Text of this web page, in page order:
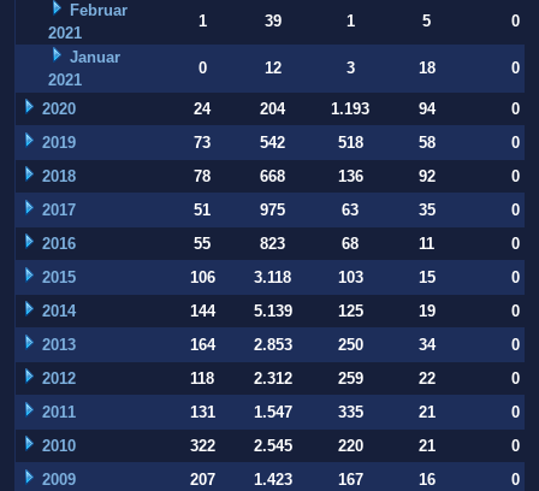
Februar
2021
1 39 1 5
0
Januar
2021
0 12 3 18 0
2020 24 204 1.193 94
0
2019
73 542 518 58
0
2018
78 668 136 92
0
2017
51 975 63 35
0
2016
55 823 68 11
0
2015
106 3.118 103 15
0
2014
144 5.139 125 19
0
2013
164 2.853 250 34
0
2012
118 2.312 259 22
0
2011
131 1.547 335 21
0
2010
322 2.545 220 21
0
2009
207 1.423 167 16 0